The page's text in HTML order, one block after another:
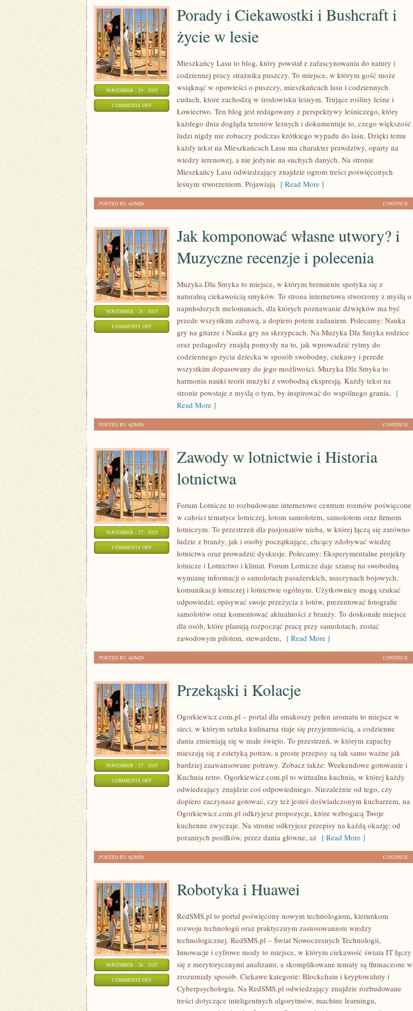
NOVEMBER - 29 - 2025
COMMENTS OFFON
Porady i Ciekawostki i Bushcraft i
życie w lesie
Mieszkańcy Lasu to blog, który powstał z zafascynowania do natury i
codziennej pracy strażnika puszczy. To miejsce, w którym gość może
wsiąknąć w opowieści o puszczy, mieszkańcach lasu i codziennych
cudach, które zachodzą w środowisku leśnym. Trujące rośliny leśne i
Łowiectwo. Ten blog jest redagowany z perspektywy leśniczego, który
każdego dnia dogląda terenów leśnych i dokumentuje to, czego większość
ludzi nigdy nie zobaczy podczas krótkiego wypadu do lasu. Dzięki temu
każdy tekst na Mieszkańcach Lasu ma charakter prawdziwy, oparty na
wiedzy terenowej, a nie jedynie na suchych danych. Na stronie
Mieszkańcy Lasu odwiedzający znajdzie ogrom treści poświęconych
leśnym stworzeniom. Pojawiają [ Read More ]
CONTINUE
POSTED BY ADMIN
NOVEMBER - 28 - 2025
COMMENTS OFFON
MUZYCZNE
Jak komponować własne utwory? i
Muzyczne recenzje i polecenia
Muzyka Dla Smyka to miejsce, w którym brzmienie spotyka się z
naturalną ciekawością smyków. To strona internetowa stworzony z myślą o
najmłodszych melomanach, dla których poznawanie dźwięków ma być
przede wszystkim zabawą, a dopiero potem zadaniem. Polecamy: Nauka
gry na gitarze i Nauka gry na skrzypcach. Na Muzyka Dla Smyka rodzice
oraz pedagodzy znajdą pomysły na to, jak wprowadzić rytmy do
codziennego życia dziecka w sposób swobodny, ciekawy i przede
wszystkim dopasowany do jego możliwości. Muzyka Dla Smyka to
harmonia nauki teorii muzyki z swobodną ekspresją. Każdy tekst na
stronie powstaje z myślą o tym, by inspirować do wspólnego grania, [
Read More ]
CONTINUE
POSTED BY ADMIN
NOVEMBER - 27 - 2025
COMMENTS OFFON
LOTNICTWA
Zawody w lotnictwie i Historia
lotnictwa
Forum Lotnicze to rozbudowane internetowe centrum rozmów poświęcone
w całości tematyce lotniczej, lotom samolotem, samolotom oraz firmom
lotniczym. To przestrzeń dla pasjonatów nieba, w której łączą się zarówno
ludzie z branży, jak i osoby początkujące, chcący zdobywać wiedzę
lotnictwa oraz prowadzić dyskusje. Polecamy: Eksperymentalne projekty
lotnicze i Lotnictwo i klimat. Forum Lotnicze daje szansę na swobodną
wymianę informacji o samolotach pasażerskich, maszynach bojowych,
komunikacji lotniczej i lotnictwie ogólnym. Użytkownicy mogą szukać
odpowiedzi, opisywać swoje przeżycia z lotów, prezentować fotografie
samolotów oraz komentować aktualności z branży. To doskonałe miejsce
dla osób, które planują rozpocząć pracę przy samolotach, zostać
zawodowym pilotem, stewardem, [ Read More ]
CONTINUE
POSTED BY ADMIN
NOVEMBER - 27 - 2025
COMMENTS OFFON
PRZEKĄSKI
Przekąski i Kolacje
Ogorkiewicz.com.pl – portal dla smakoszy pełen aromatu to miejsce w
sieci, w którym sztuka kulinarna staje się przyjemnością, a codzienne
dania zmieniają się w małe święto. To przestrzeń, w którym zapachy
mieszają się z estetyką potraw, a proste przepisy są tak samo ważne jak
bardziej zaawansowane potrawy. Zobacz także: Weekendowe gotowanie i
Kuchnia retro. Ogorkiewicz.com.pl to wirtualna kuchnia, w której każdy
odwiedzający znajdzie coś odpowiedniego. Niezależnie od tego, czy
dopiero zaczynasz gotować, czy też jesteś doświadczonym kucharzem, na
Ogorkiewicz.com.pl odkryjesz propozycje, które wzbogacą Twoje
kuchenne zwyczaje. Na stronie odkryjesz przepisy na każdą okazję: od
porannych posiłków, przez dania główne, aż [ Read More ]
CONTINUE
POSTED BY ADMIN
NOVEMBER - 26 - 2025
COMMENTS OFFON
ROBOTYKA
Robotyka i Huawei
RedSMS.pl to portal poświęcony nowym technologiom, kierunkom
rozwoju technologii oraz praktycznym zastosowaniom wiedzy
technologicznej. RedSMS.pl – Świat Nowoczesnych Technologii,
Innowacje i cyfrowe mody to miejsce, w którym ciekawość świata IT łączy
się z merytorycznymi analizami, a skomplikowane tematy są tłumaczone w
zrozumiały sposób. Ciekawe kategorie: Blockchain i kryptowaluty i
Cyberpsychologia. Na RedSMS.pl odwiedzający znajdzie rozbudowane
treści dotyczące inteligentnych algorytmów, machine learningu,